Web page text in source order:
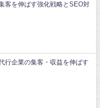
客を伸ばす強化戦略とSEO対
行企業の集客・収益を伸ばす